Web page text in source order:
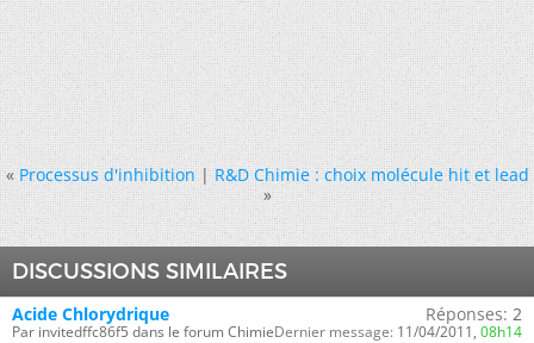
« Processus d'inhibition|R&D Chimie : choix molécule hit et lead
»
DISCUSSIONS SIMILAIRES
Acide Chlorydrique
Par invitedffc86f5 dans le forum Chimie
Réponses: 2
Dernier message: 11/04/2011, 08h14